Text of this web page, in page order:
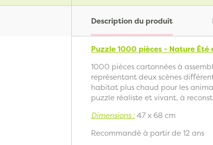
Description du produit
Puzzle 1000 pièces - Nature Été
1000 pièces cartonnées à
représentant deux scènes
habitat plus chaud pour les
puzzle réaliste et vivant, à
Dimensions :47 x 68 cm
Recommandé à partir de 12 ans